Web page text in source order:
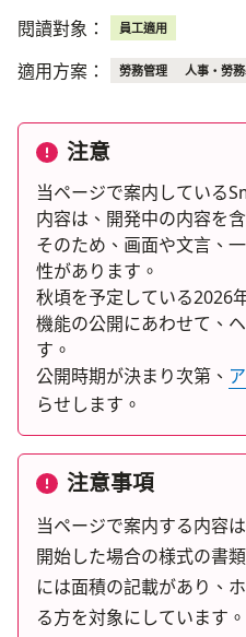
閱讀對象： 員工適用
適用方案： 勞務管理 人事・勞
注意
当ページで案内している
内容は、開発中の内容を
そのため、画面や文言、
性があります。
秋頃を予定している2026
機能の公開にあわせて、
す。
公開時期が決まり次第、
らせします。
注意事項
当ページで案内する内容
開始した場合の様式の書
には面積の記載があり、
る方を対象にしています。